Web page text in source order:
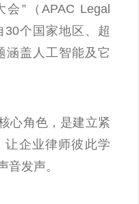
”（APAC Legal
30个国家地区、超
涵盖人工智能及它
心角色，是建立紧
让企业律师彼此学
音发声。